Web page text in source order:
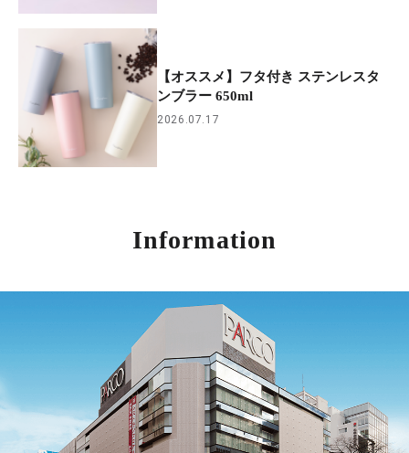
【オススメ】フタ付き ステンレスタ
ンブラー 650ml
2026.07.17
Information